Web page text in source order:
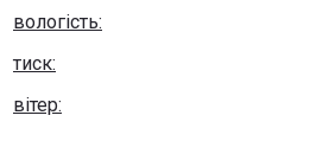
вологість:
тиск:
вітер: